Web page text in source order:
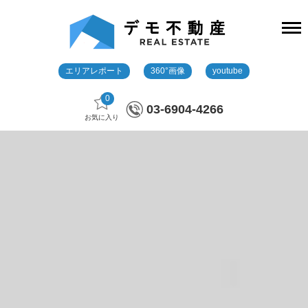
エリアレポート 360°画像 youtube
0
お気に入り
03-6904-4266